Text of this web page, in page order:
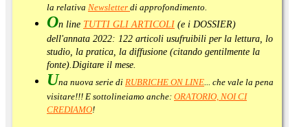
la relativa Newsletter di approfondimento
On line TUTTI GLI ARTICOLI (e i DOSSIER)
dell'annata 2022: 122 articoli usufruibili per la lettura, lo
studio, la pratica, la diffusione (citando gentilmente la
fonte). Digitare il mese.
Una nuova serie di RUBRICHE ON LINE ... che vale la pena
visitare!!! E sottolineiamo anche: ORATORIO, NOI CI
CREDIAMO!